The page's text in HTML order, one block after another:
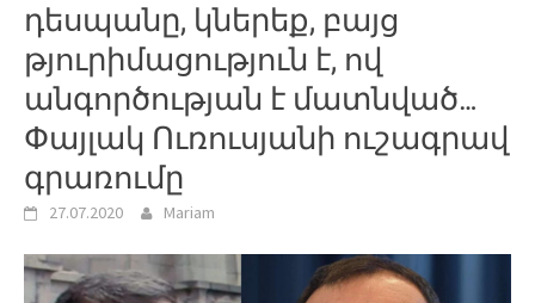
դեսպանը, կներեք, բայց
թյուրիմացություն է, ով
անգործության է մատնված…
Փայլակ Ուռուսյանի ուշագրավ
գրառումը
27.07.2020 Mariam